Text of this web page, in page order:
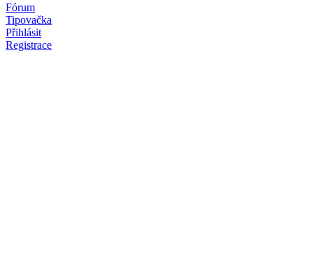
Fórum
Tipovačka
Přihlásit
Registrace